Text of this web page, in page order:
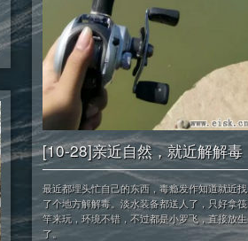
[10-28]亲近自然，就近解解毒
最近都埋头忙自己的东西，毒瘾发作知道就近找
了个地方解解毒。淡水装备都送人了，只好拿筏
竿来玩，环境不错，不过都是小罗飞，直接放生
了。